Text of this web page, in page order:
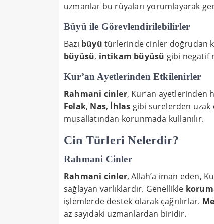
uzmanlar bu rüyaları yorumlayarak
Büyü ile Görevlendirilebilirler
Bazı büyü türlerinde cinler doğrudan
büyüsü, intikam büyüsü gibi negatif
Kur’an Ayetlerinden Etkilenirler
Rahmani cinler, Kur’an ayetlerinden
Felak, Nas, İhlas gibi surelerden
musallatından korunmada kullanılır.
Cin Türleri Nelerdir?
Rahmani Cinler
Rahmani cinler, Allah’a iman eden,
sağlayan varlıklardır. Genellikle
işlemlerde destek olarak çağrılırlar.
az sayıdaki uzmanlardan biridir.